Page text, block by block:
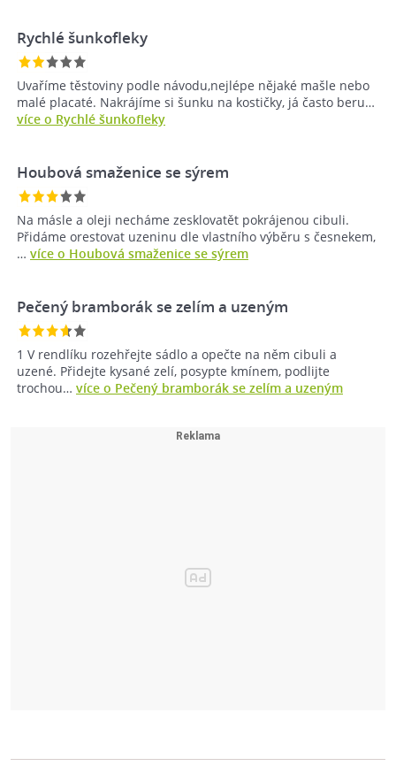
Rychlé šunkofleky
Uvaříme těstoviny podle návodu,nejlépe nějaké mašle nebo
malé placaté. Nakrájíme si šunku na kostičky, já často beru…
více o Rychlé šunkofleky
Houbová smaženice se sýrem
Na másle a oleji necháme zesklovatět pokrájenou cibuli.
Přidáme orestovat uzeninu dle vlastního výběru s česnekem,
… více o Houbová smaženice se sýrem
Pečený bramborák se zelím a uzeným
1 V rendlíku rozehřejte sádlo a opečte na něm cibuli a
uzené. Přidejte kysané zelí, posypte kmínem, podlijte
trochou… více o Pečený bramborák se zelím a uzeným